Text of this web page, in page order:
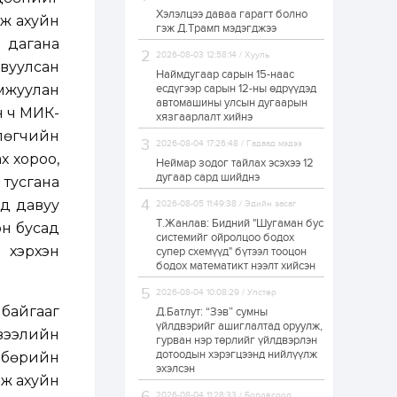
ахуйн
дагана
ч МИК-
хороо,
давуу
бусад
ахуйн
ЗГ: Автобензин,
дизель түлшний
онцгой албан
татварыг тэглэлээ
1 өдөр 2
З.Мэндсайхан:
Хүнсний нөөцийг
бэлтгэх агуулах,
зоорь бэлтгэх ААН-
үүдэд хөнгөлөлттэй
зээл олгоно
1 өдөр
Европ дахь
монголчуудын
соёлын наадам
боллоо
1 өдөр 2 0
Өнгөрсөн сард
1,439.2 кг үнэт
металл худалдан
авчээ
Хэлэлцээ даваа гарагт болно
гэж Д.Трамп мэдэгджээ
2026-08-03 12:58:14 / Хууль
Наймдугаар сарын 15-наас
есдүгээр сарын 12-ны өдрүүдэд
автомашины улсын дугаарын
хязгаарлалт хийнэ
2026-08-04 17:26:48 / Гадаад мэдээ
Неймар зодог тайлах эсэхээ 12
дугаар сард шийднэ
2026-08-05 11:49:38 / Эдийн засаг
Т.Жанлав: Бидний "Шугаман бус
системийг ойролцоо бодох
супер схемүүд" бүтээл тооцон
бодох математикт нээлт хийсэн
2026-08-04 10:08:29 / Улстөр
Д.Батлут: “Зэв” сумны
үйлдвэрийг ашиглалтад оруулж,
гурван нэр төрлийг үйлдвэрлэн
дотоодын хэрэгцээнд нийлүүлж
эхэлсэн